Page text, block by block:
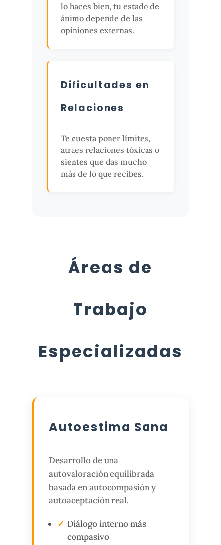
lo haces bien, tu estado de
ánimo depende de las
opiniones externas.
Dificultades en
Relaciones
Te cuesta poner límites,
atraes relaciones tóxicas o
sientes que das mucho
más de lo que recibes.
Áreas de
Trabajo
Especializadas
Autoestima Sana
Desarrollo de una
autovaloración equilibrada
basada en autocompasión y
autoaceptación real.
Diálogo interno más
compasivo